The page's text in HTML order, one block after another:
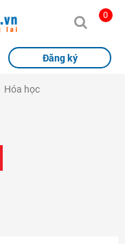
0
Đăng ký
Hóa học